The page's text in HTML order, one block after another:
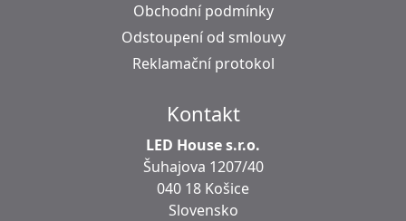
Obchodní podmínky
Odstoupení od smlouvy
Reklamační protokol
Kontakt
LED House s.r.o.
Šuhajova 1207/40
040 18 Košice
Slovensko